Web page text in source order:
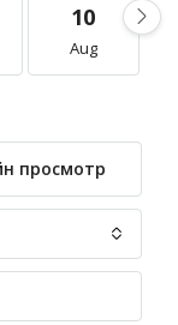
10
Aug
просмотр